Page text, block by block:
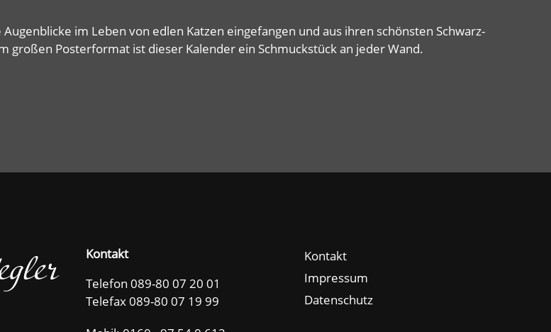
im Leben von edlen Katzen eingefangen und aus ihren schönsten Schwarz-
Posterformat ist dieser Kalender ein Schmuckstück an jeder Wand.
Kontakt
Telefon 089-80 07 20 01
Telefax 089-80 07 19 99
Kontakt
Impressum
Datenschutz